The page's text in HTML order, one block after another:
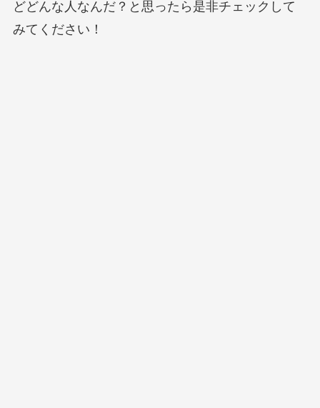
どどんな人なんだ？と思ったら是非チェックして
みてください！